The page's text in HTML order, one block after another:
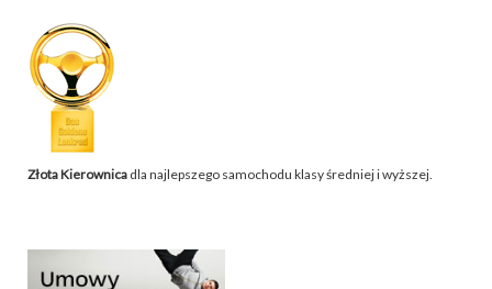
Złota Kierownica dla najlepszego samochodu klasy średniej i wyższej.